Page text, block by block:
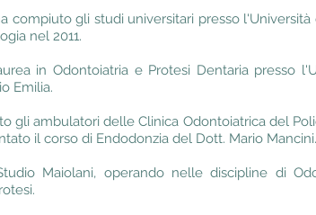
compiuto gli studi universitari presso l'Università
nel 2011.
in Odontoiatria e Protesi Dentaria presso
Emilia.
gli ambulatori delle Clinica Odontoiatrica del
il corso di Endodonzia del Dott. Mario Mancini.
Maiolani, operando nelle discipline di